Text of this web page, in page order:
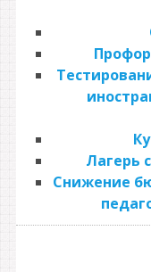
Лагерь
Снижение